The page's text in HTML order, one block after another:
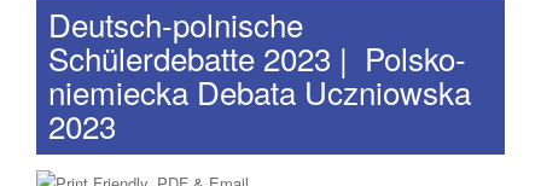
Deutsch-polnische
Schülerdebatte 2023 | Polsko-
niemiecka Debata Uczniowska
2023